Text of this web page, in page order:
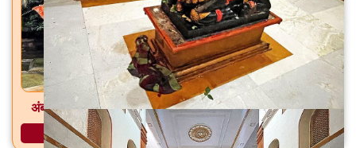
अंबऋषी गुहा मंदिर आमसरी, ता. सिल्लोड, जि. छत्रपती संभाजीनगर
अधिक माहिती